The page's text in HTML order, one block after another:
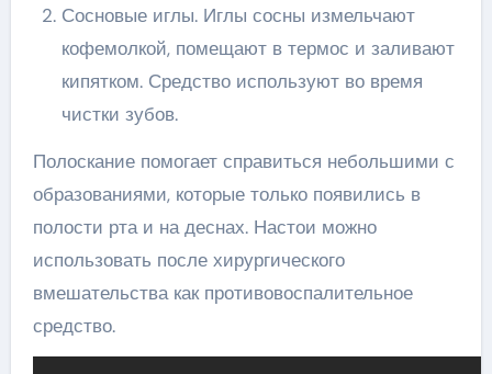
Сосновые иглы. Иглы сосны измельчают
кофемолкой, помещают в термос и заливают
кипятком. Средство используют во время
чистки зубов.
Полоскание помогает справиться небольшими с
образованиями, которые только появились в
полости рта и на деснах. Настои можно
использовать после хирургического
вмешательства как противовоспалительное
средство.